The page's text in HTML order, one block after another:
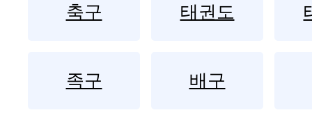
축구 태권도
족구 배구